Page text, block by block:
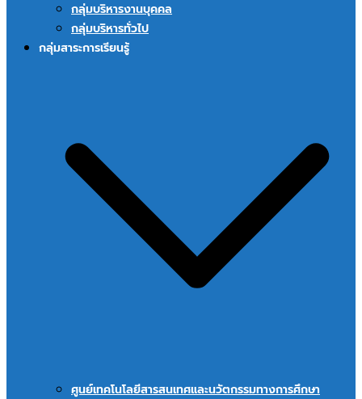
กลุ่มบริหารงานบุคคล
กลุ่มบริหารทั่วไป
กลุ่มสาระการเรียนรู้
ศูนย์เทคโนโลยีสารสนเทศและนวัตกรรมทางการศึกษา